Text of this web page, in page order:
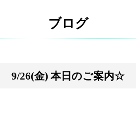
ブログ
9/26(金) 本日のご案内☆